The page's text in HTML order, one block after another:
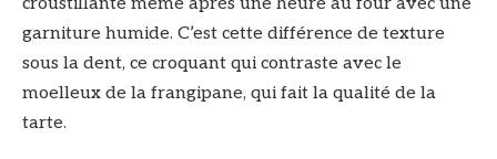
garniture humide. C’est cette différence de texture
sous la dent, ce croquant qui contraste avec le
moelleux de la frangipane, qui fait la qualité de la
tarte.